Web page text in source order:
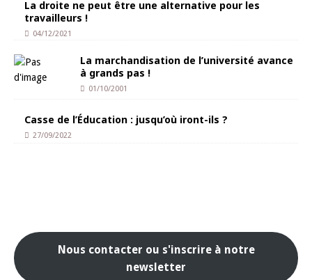
La droite ne peut être une alternative pour les
travailleurs !
04/12/2021
La marchandisation de l’université avance
à grands pas !
01/10/2001
Casse de l’Éducation : jusqu’où iront-ils ?
27/09/2022
Nous contacter ou s'inscrire à notre
newsletter